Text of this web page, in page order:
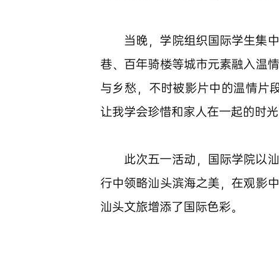
当晚，学院组织国际学生集
巷、百年骑楼等城市元素融入温
与乡愁，不时被影片中的温情片
让我学会珍惜和家人在一起的时光
此次五一活动，国际学院以
行中领略汕头滨海之美，在观影
汕头文旅增添了国际色彩。